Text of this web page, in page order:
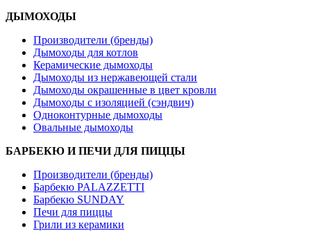
ДЫМОХОДЫ
Производители (бренды)
Дымоходы для котлов
Керамические дымоходы
Дымоходы из нержавеющей стали
Дымоходы окрашенные в цвет кровли
Дымоходы с изоляцией (сэндвич)
Одноконтурные дымоходы
Овальные дымоходы
БАРБЕКЮ И ПЕЧИ ДЛЯ ПИЦЦЫ
Производители (бренды)
Барбекю PALAZZETTI
Барбекю SUNDAY
Печи для пиццы
Грили из керамики